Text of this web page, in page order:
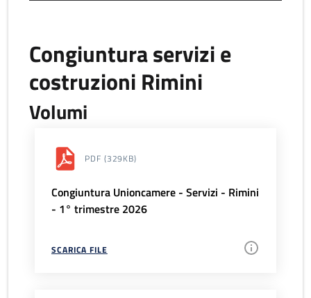
Congiuntura servizi e
costruzioni Rimini
Volumi
PDF (329KB)
Congiuntura Unioncamere - Servizi - Rimini
- 1° trimestre 2026
SCARICA FILE